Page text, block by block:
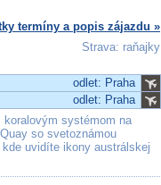
termíny a popis zájazdu »
Strava: raňajky
odlet: Praha
odlet: Praha
systémom na
so svetoznámou
uvidíte ikony austrálskej